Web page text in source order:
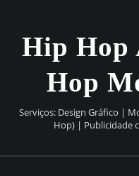
Hip Hop
Hop
Serviços: Design Gráfico |
Hop) | Publicidade